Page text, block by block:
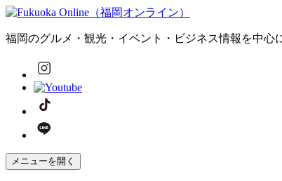
福岡のグルメ・観光・イベント・ビジネス情報を中心
メニューを開く